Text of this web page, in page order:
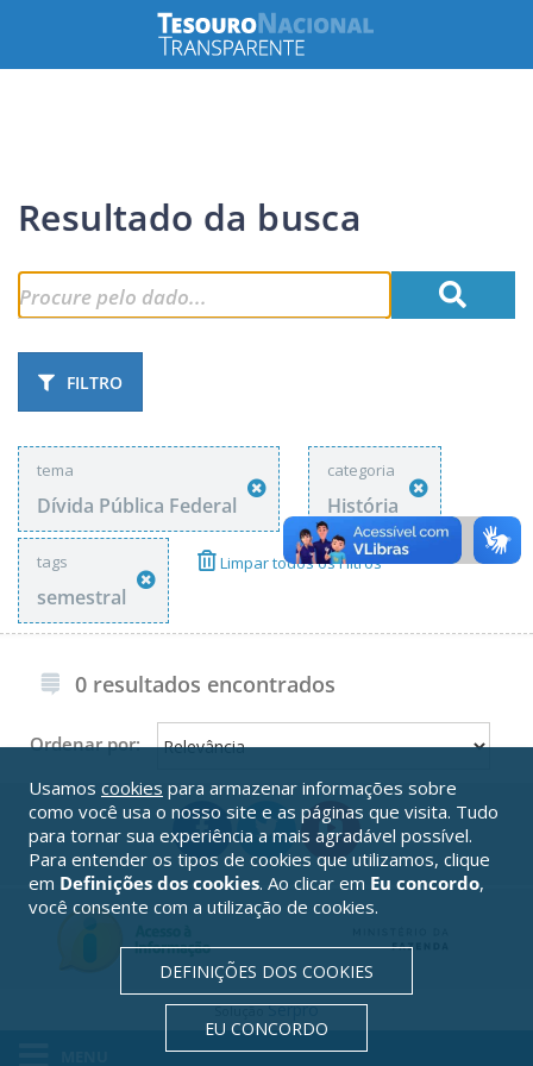
Resultado da busca
FILTRO
tema
Dívida Pública Federal
categoria
História
tags
semestral
Limpar todos os Filtros
0 resultados encontrados
Ordenar por:
SoluçãoSerpro
Usamos cookies para armazenar informações sobre
como você usa o nosso site e as páginas que visita. Tudo
para tornar sua experiência a mais agradável possível.
Para entender os tipos de cookies que utilizamos, clique
em Definições dos cookies. Ao clicar em Eu concordo,
você consente com a utilização de cookies.
DEFINIÇÕES DOS COOKIES
EU CONCORDO